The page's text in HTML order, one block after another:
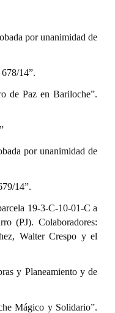
por unanimidad de
14”.
de Paz en Bariloche”.
por unanimidad de
14”.
19-3-C-10-01-C a
(PJ). Colaboradores:
Walter Crespo y el
y Planeamiento y de
Mágico y Solidario”.